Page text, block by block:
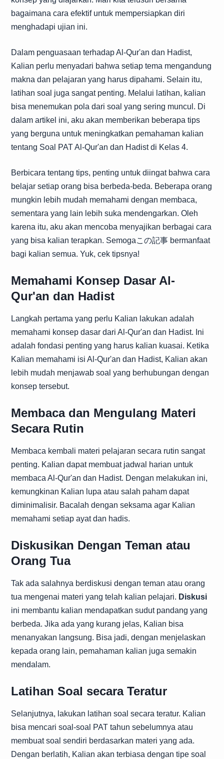
bagaimana cara efektif untuk mempersiapkan diri
menghadapi ujian ini.
Dalam penguasaan terhadap Al-Qur'an dan Hadist,
Kalian perlu menyadari bahwa setiap tema mengandung
makna dan pelajaran yang harus dipahami. Selain itu,
latihan soal juga sangat penting. Melalui latihan, kalian
bisa menemukan pola dari soal yang sering muncul. Di
dalam artikel ini, aku akan memberikan beberapa tips
yang berguna untuk meningkatkan pemahaman kalian
tentang Soal PAT Al-Qur'an dan Hadist di Kelas 4.
Berbicara tentang tips, penting untuk diingat bahwa cara
belajar setiap orang bisa berbeda-beda. Beberapa orang
mungkin lebih mudah memahami dengan membaca,
sementara yang lain lebih suka mendengarkan. Oleh
karena itu, aku akan mencoba menyajikan berbagai cara
yang bisa kalian terapkan. Semogaこの記事 bermanfaat
bagi kalian semua. Yuk, cek tipsnya!
Memahami Konsep Dasar Al-
Qur'an dan Hadist
Langkah pertama yang perlu Kalian lakukan adalah
memahami konsep dasar dari Al-Qur'an dan Hadist. Ini
adalah fondasi penting yang harus kalian kuasai. Ketika
Kalian memahami isi Al-Qur'an dan Hadist, Kalian akan
lebih mudah menjawab soal yang berhubungan dengan
konsep tersebut.
Membaca dan Mengulang Materi
Secara Rutin
Membaca kembali materi pelajaran secara rutin sangat
penting. Kalian dapat membuat jadwal harian untuk
membaca Al-Qur'an dan Hadist. Dengan melakukan ini,
kemungkinan Kalian lupa atau salah paham dapat
diminimalisir. Bacalah dengan seksama agar Kalian
memahami setiap ayat dan hadis.
Diskusikan Dengan Teman atau
Orang Tua
Tak ada salahnya berdiskusi dengan teman atau orang
tua mengenai materi yang telah kalian pelajari. Diskusi
ini membantu kalian mendapatkan sudut pandang yang
berbeda. Jika ada yang kurang jelas, Kalian bisa
menanyakan langsung. Bisa jadi, dengan menjelaskan
kepada orang lain, pemahaman kalian juga semakin
mendalam.
Latihan Soal secara Teratur
Selanjutnya, lakukan latihan soal secara teratur. Kalian
bisa mencari soal-soal PAT tahun sebelumnya atau
membuat soal sendiri berdasarkan materi yang ada.
Dengan berlatih, Kalian akan terbiasa dengan tipe soal